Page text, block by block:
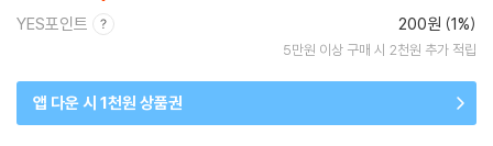
YES포인트 200원 (1%)
5만원 이상 구매 시 2천원 추가 적립
앱 다운 시 1천원 상품권